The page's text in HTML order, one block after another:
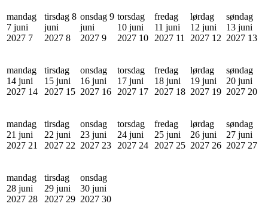
mandag
7 juni
2027 7
tirsdag 8
juni
2027 8
onsdag 9
juni
2027 9
torsdag
10 juni
2027 10
fredag
11 juni
2027 11
lørdag
12 juni
2027 12
søndag
13 juni
2027 13
mandag
14 juni
2027 14
tirsdag
15 juni
2027 15
onsdag
16 juni
2027 16
torsdag
17 juni
2027 17
fredag
18 juni
2027 18
lørdag
19 juni
2027 19
søndag
20 juni
2027 20
mandag
21 juni
2027 21
tirsdag
22 juni
2027 22
onsdag
23 juni
2027 23
torsdag
24 juni
2027 24
fredag
25 juni
2027 25
lørdag
26 juni
2027 26
søndag
27 juni
2027 27
mandag
28 juni
2027 28
tirsdag
29 juni
2027 29
onsdag
30 juni
2027 30